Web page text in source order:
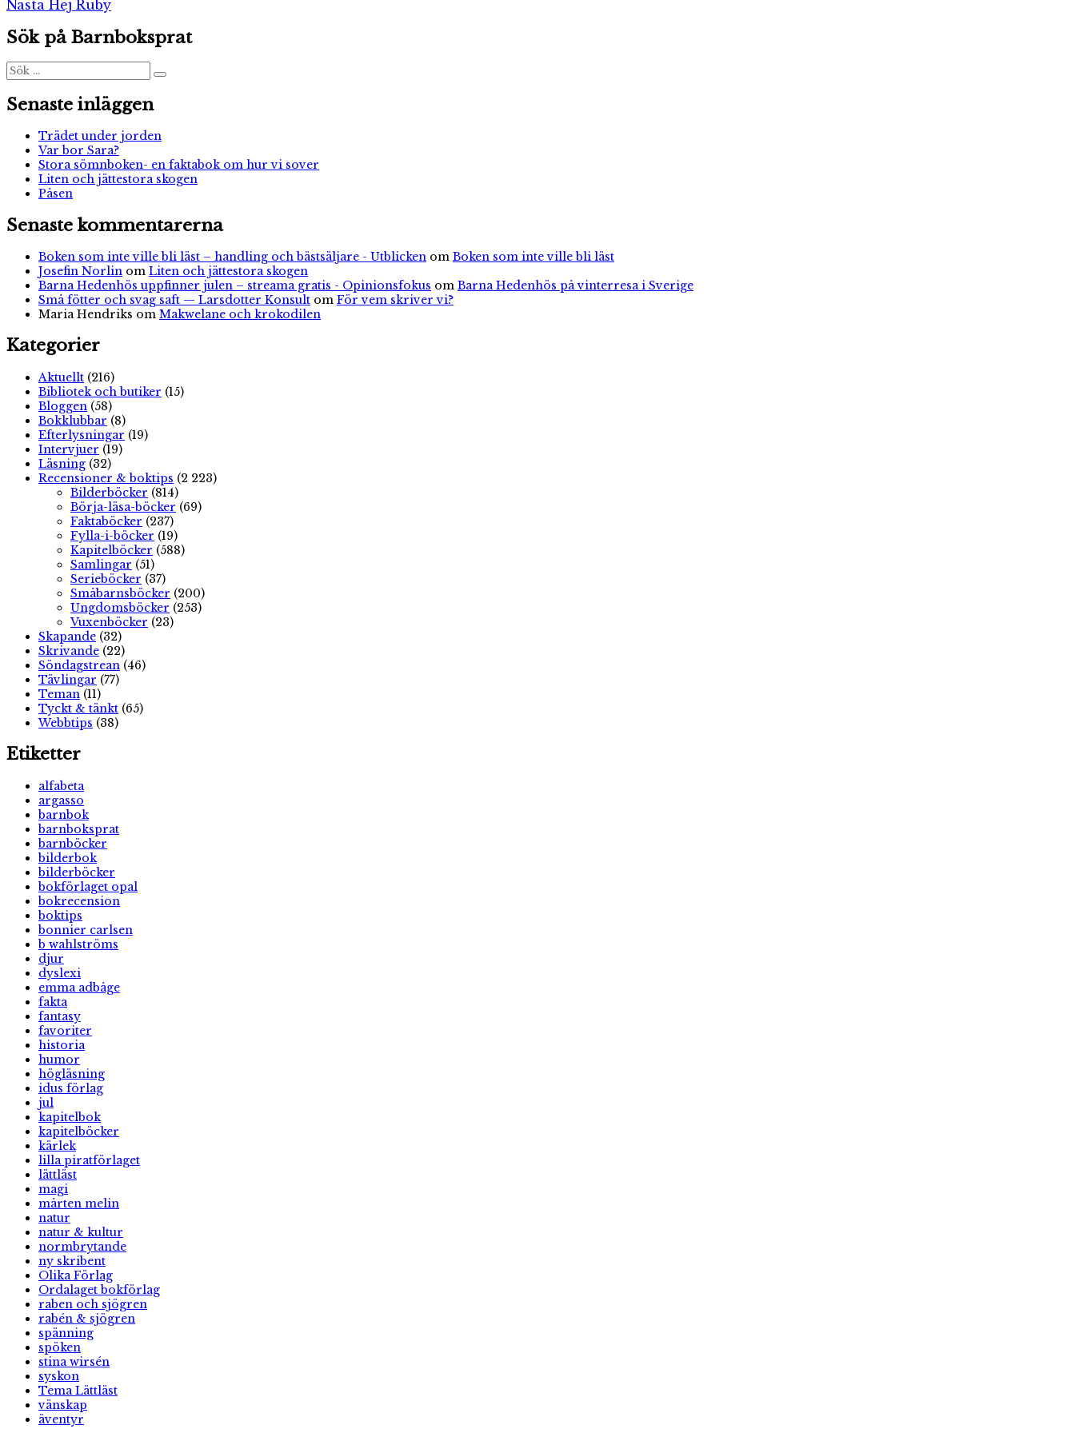
inlägg:
Nästa Nästa
Hej Ruby
Sök på Barnboksprat
Sök
efter:
Sök
Senaste inläggen
Trädet under jorden
Var bor Sara?
Stora sömnboken- en faktabok om hur vi sover
Liten och jättestora skogen
Påsen
Senaste kommentarerna
Boken som inte ville bli läst – handling och bästsäljare - Utblicken om Boken som inte ville bli läst
Josefin Norlin om Liten och jättestora skogen
Barna Hedenhös uppfinner julen – streama gratis - Opinionsfokus om Barna Hedenhös på vinterresa i Sverige
Små fötter och svag saft — Larsdotter Konsult om För vem skriver vi?
Maria Hendriks om Makwelane och krokodilen
Kategorier
Aktuellt (216)
Bibliotek och butiker (15)
Bloggen (58)
Bokklubbar (8)
Efterlysningar (19)
Intervjuer (19)
Läsning (32)
Recensioner & boktips (2 223)
Bilderböcker (814)
Börja-läsa-böcker (69)
Faktaböcker (237)
Fylla-i-böcker (19)
Kapitelböcker (588)
Samlingar (51)
Serieböcker (37)
Småbarnsböcker (200)
Ungdomsböcker (253)
Vuxenböcker (23)
Skapande (32)
Skrivande (22)
Söndagstrean (46)
Tävlingar (77)
Teman (11)
Tyckt & tänkt (65)
Webbtips (38)
Etiketter
alfabeta
argasso
barnbok
barnboksprat
barnböcker
bilderbok
bilderböcker
bokförlaget opal
bokrecension
boktips
bonnier carlsen
b wahlströms
djur
dyslexi
emma adbåge
fakta
fantasy
favoriter
historia
humor
högläsning
idus förlag
jul
kapitelbok
kapitelböcker
kärlek
lilla piratförlaget
lättläst
magi
mårten melin
natur
natur & kultur
normbrytande
ny skribent
Olika Förlag
Ordalaget bokförlag
raben och sjögren
rabén & sjögren
spänning
spöken
stina wirsén
syskon
Tema Lättläst
vänskap
äventyr